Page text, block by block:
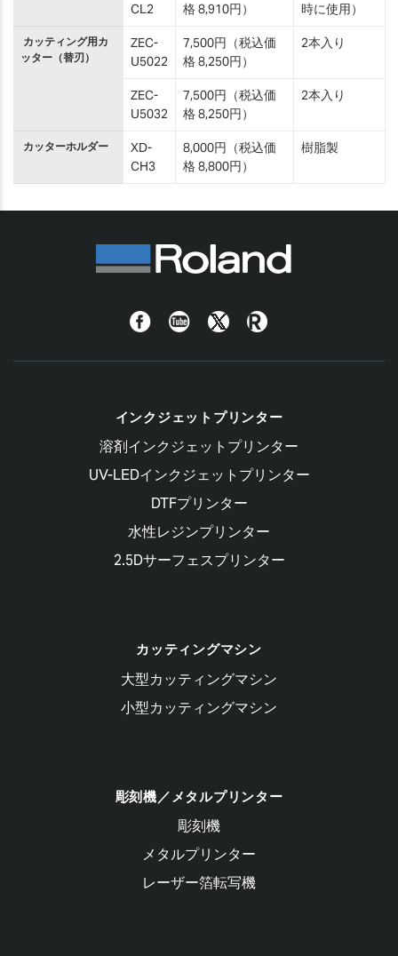
CL2
格 8,910円）
時に使用）
カッティング用カ
ッター（替刃）
ZEC-
U5022
7,500円（税込価
格 8,250円）
2本入り
ZEC-
U5032
7,500円（税込価
格 8,250円）
2本入り
カッターホルダー
XD-
CH3
8,000円（税込価
格 8,800円）
樹脂製
FacebookYouTubeTwitterRoland
インクジェットプリンター
溶剤インクジェットプリンター
UV-LEDインクジェットプリンター
DTFプリンター
水性レジンプリンター
2.5Dサーフェスプリンター
カッティングマシン
大型カッティングマシン
小型カッティングマシン
彫刻機／メタルプリンター
彫刻機
メタルプリンター
レーザー箔転写機